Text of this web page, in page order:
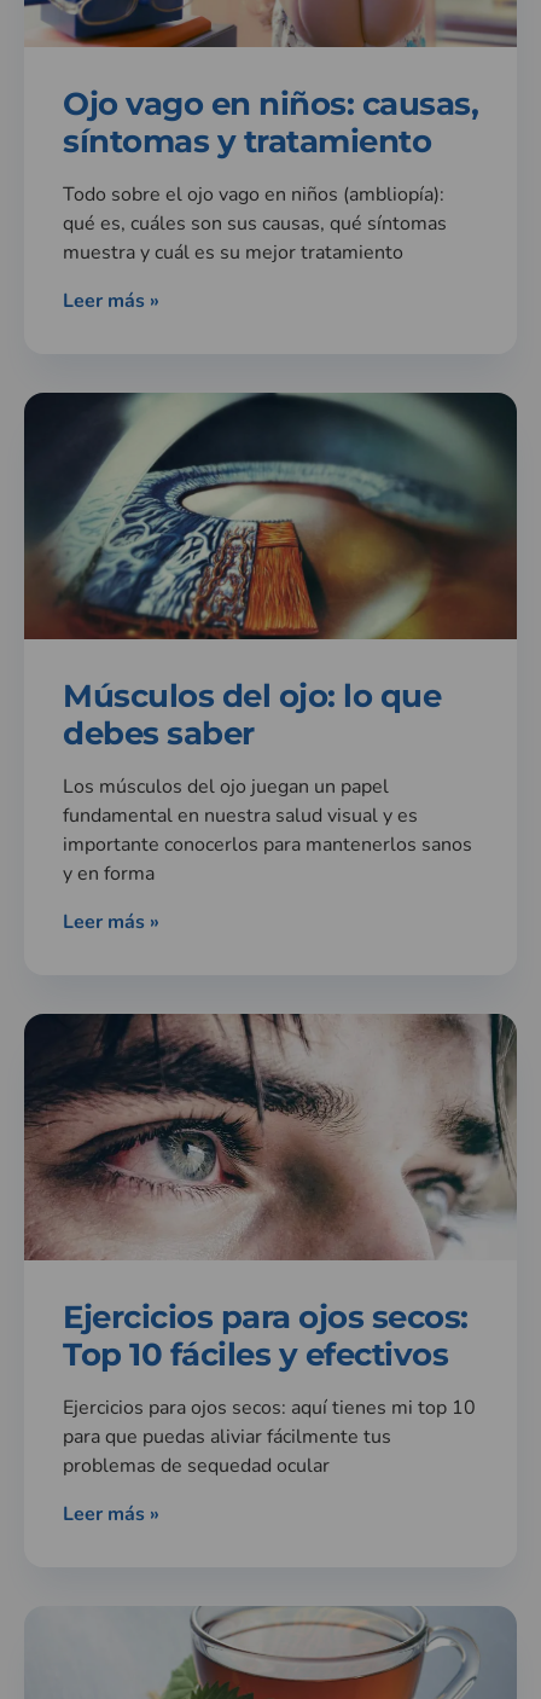
Ojo vago en niños: causas,
síntomas y tratamiento
Todo sobre el ojo vago en niños (ambliopía):
qué es, cuáles son sus causas, qué síntomas
muestra y cuál es su mejor tratamiento
Leer más »
Músculos del ojo: lo que
debes saber
Los músculos del ojo juegan un papel
fundamental en nuestra salud visual y es
importante conocerlos para mantenerlos sanos
y en forma
Leer más »
Ejercicios para ojos secos:
Top 10 fáciles y efectivos
Ejercicios para ojos secos: aquí tienes mi top 10
para que puedas aliviar fácilmente tus
problemas de sequedad ocular
Leer más »